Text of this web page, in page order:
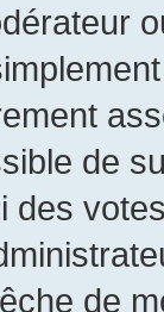
de
des
de